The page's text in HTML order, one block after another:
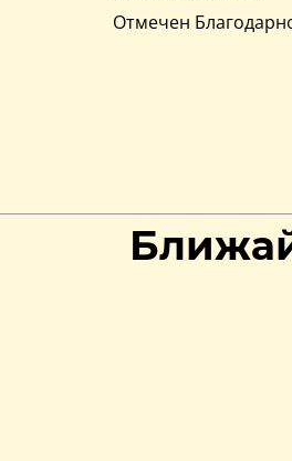
Отмечен